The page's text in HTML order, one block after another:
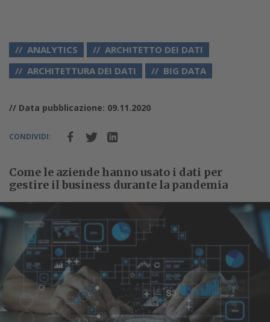
ANALYTICS
ARCHITETTO DEI DATI
ARCHITETTURA DEI DATI
BIG DATA
// Data pubblicazione: 09.11.2020
CONDIVIDI:
Come le aziende hanno usato i dati per
gestire il business durante la pandemia